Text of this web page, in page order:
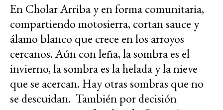
En Cholar Arriba y en forma comunitaria,
compartiendo motosierra, cortan sauce y
álamo blanco que crece en los arroyos
cercanos. Aún con leña, la sombra es el
invierno, la sombra es la helada y la nieve
que se acercan. Hay otras sombras que no
se descuidan. También por decisión